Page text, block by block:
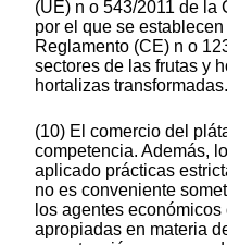
(UE) n o 543/2011 de la
por el que se
Reglamento (CE) n o
sectores de las frutas y
hortalizas
(10) El comercio del
competencia. Además,
aplicado prácticas
no es conveniente
los agentes
apropiadas en materia